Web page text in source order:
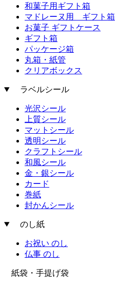
和菓子用ギフト箱
マドレーヌ用 ギフト箱
お菓子 ギフトケース
ギフト箱
パッケージ箱
丸箱・紙管
クリアボックス
ラベルシール
光沢シール
上質シール
マットシール
透明シール
クラフトシール
和風シール
金・銀シール
カード
巻紙
封かんシール
のし紙
お祝い のし
仏事 のし
紙袋・手提げ袋